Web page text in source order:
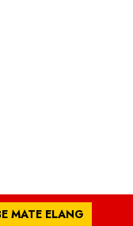
MATE ELANG